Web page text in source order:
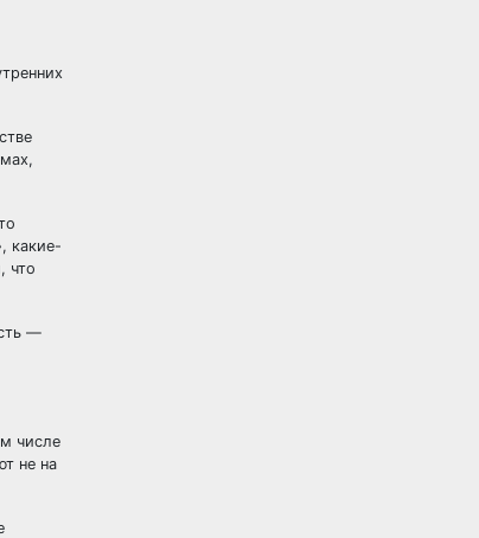
какие-
что
—
числе
не на